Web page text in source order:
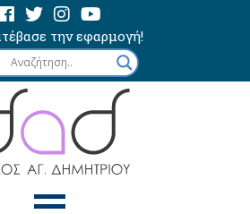
την εφαρμογή!